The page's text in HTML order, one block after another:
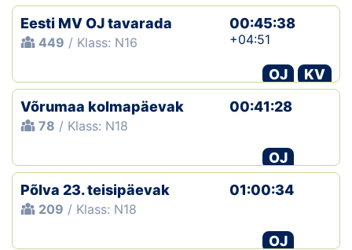
Eesti MV OJ tavarada
449 / Klass: N16
00:45:38
+04:51
OJ
KV
Võrumaa kolmapäevak
78 / Klass: N18
00:41:28
OJ
Põlva 23. teisipäevak
209 / Klass: N18
01:00:34
OJ